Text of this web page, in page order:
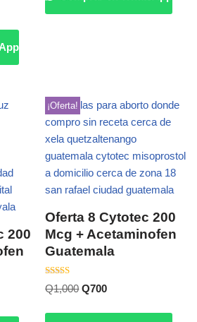
200
¡Oferta!
Oferta 8 Cytotec 200
Mcg + Acetaminofen
Guatemala
Valorado
con
Q1,000 Q700